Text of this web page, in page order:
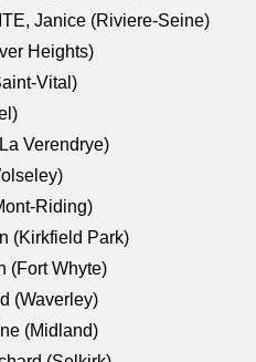
Janice (Riviere-Seine)
Heights)
Vital)
Verendrye)
Riding)
(Kirkfield Park)
(Fort Whyte)
(Waverley)
(Midland)